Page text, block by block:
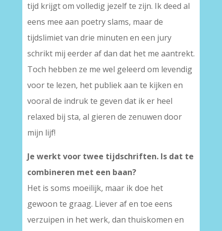
tijd krijgt om volledig jezelf te zijn. Ik deed al
eens mee aan poetry slams, maar de
tijdslimiet van drie minuten en een jury
schrikt mij eerder af dan dat het me aantrekt.
Toch hebben ze me wel geleerd om levendig
voor te lezen, het publiek aan te kijken en
vooral de indruk te geven dat ik er heel
relaxed bij sta, al gieren de zenuwen door
mijn lijf!
Je werkt voor twee tijdschriften. Is dat te
combineren met een baan?
Het is soms moeilijk, maar ik doe het
gewoon te graag. Liever af en toe eens
verzuipen in het werk, dan thuiskomen en